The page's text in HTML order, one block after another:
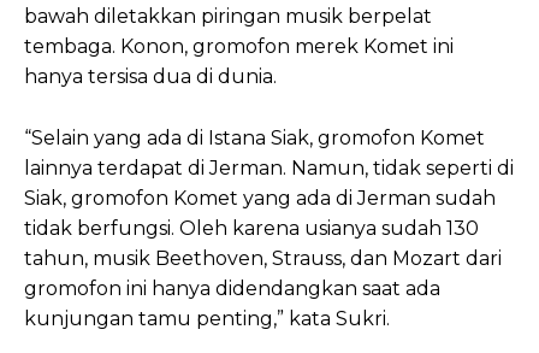
bawah diletakkan piringan musik berpelat
tembaga. Konon, gromofon merek Komet ini
hanya tersisa dua di dunia.
“Selain yang ada di Istana Siak, gromofon Komet
lainnya terdapat di Jerman. Namun, tidak seperti di
Siak, gromofon Komet yang ada di Jerman sudah
tidak berfungsi. Oleh karena usianya sudah 130
tahun, musik Beethoven, Strauss, dan Mozart dari
gromofon ini hanya didendangkan saat ada
kunjungan tamu penting,” kata Sukri.